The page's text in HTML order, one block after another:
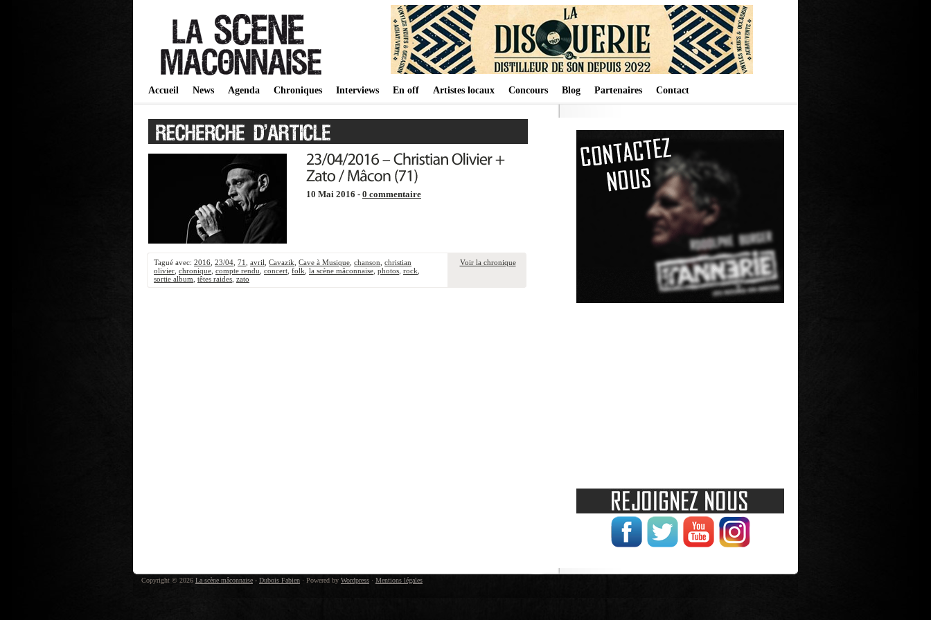
Accueil News Agenda Chroniques Interviews En off Artistes locaux Concours Blog Partenaires Contact
10 Mai 2016 - 0 commentaire
Tagué avec: 2016 23/04 71 avril Cavazik Cave à Musique chanson christian
olivier chronique compte rendu concert folk la scène mâconnaise photos rock
sortie album têtes raides zato
Voir la chronique
Copyright © 2026 La scène mâconnaise - Dubois Fabien · Powered by Wordpress · Mentions légales